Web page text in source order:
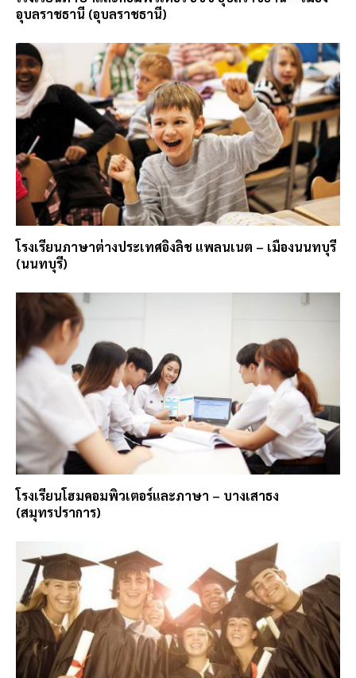
อุบลราชธานี (อุบลราชธานี)
โรงเรียนภาษาต่างประเทศอิงลิช แพลนเนต – เมืองนนทบุรี
(นนทบุรี)
โรงเรียนโฮมคอมพิวเตอร์และภาษา – บางเสาธง
(สมุทรปราการ)